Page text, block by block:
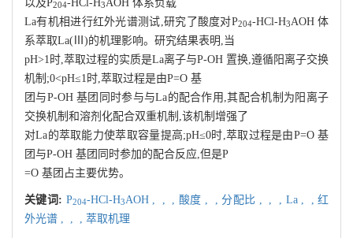
以及P204-HCl-H3AOH 体系负载
La有机相进行红外光谱测试,研究了酸度对P204-HCl-H3AOH 体
系萃取La(Ⅲ)的机理影响。研究结果表明,当
pH>1时,萃取过程的实质是La离子与P-OH 置换,遵循阳离子交换
机制;0<pH≤1时,萃取过程是由P=O 基
团与P-OH 基团同时参与与La的配合作用,其配合机制为阳离子
交换机制和溶剂化配合双重机制,该机制增强了
对La的萃取能力使萃取容量提高;pH≤0时,萃取过程是由P=O 基
团与P-OH 基团同时参加的配合反应,但是P
=O 基团占主要优势。
关键词: P204-HCl-H3AOH , 酸度 , ,分配比 , La , ,红
外光谱 ,
萃取机理